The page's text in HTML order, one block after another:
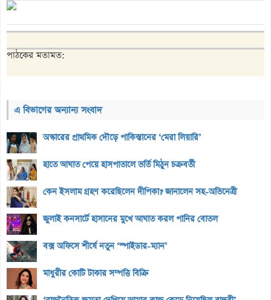
পাঠকের মতামত:
এ বিভাগের অন্যান্য সংবাদ
অস্কারের প্রাথমিক দৌড়ে পাকিস্তানের ‘মেরা লিয়ারি’
হাতে আঘাত পেয়ে হাসপাতালে ভর্তি মিঠুন চক্রবর্তী
কেন ইসলাম গ্রহণ করেছিলেন দীপিকা? জানালেন সহ-অভিনেত্রী
জুলাই কনসার্টে হাসানের মুখে আঘাত করল পানির বোতল
বক্স অফিসে শীর্ষে নতুন ‘স্পাইডার-ম্যান’
মাধুরীর কোটি টাকার সম্পত্তি বিক্রি